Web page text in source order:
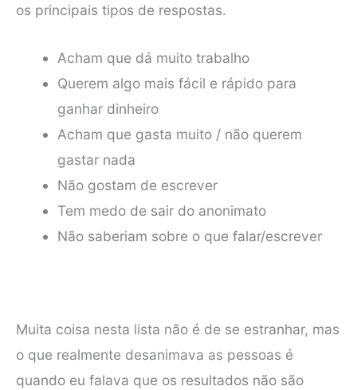
os principais tipos de respostas.
Acham que dá muito trabalho
Querem algo mais fácil e rápido para
ganhar dinheiro
Acham que gasta muito / não querem
gastar nada
Não gostam de escrever
Tem medo de sair do anonimato
Não saberiam sobre o que falar/escrever
Muita coisa nesta lista não é de se estranhar, mas
o que realmente desanimava as pessoas é
quando eu falava que os resultados não são